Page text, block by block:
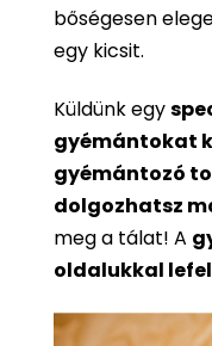
bőségesen
egy kicsit.
Küldünk egy
gyémántokat
gyémántozó
dolgozhatsz
meg a tálat! A
oldalukkal